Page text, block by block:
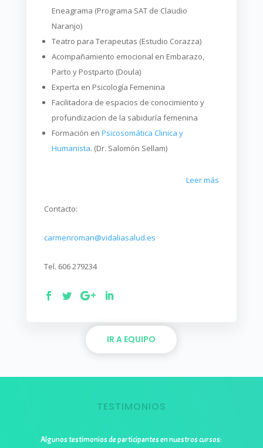
Eneagrama (Programa SAT de Claudio
Naranjo)
Teatro para Terapeutas (Estudio Corazza)
Acompañamiento emocional en Embarazo,
Parto y Postparto (Doula)
Experta en Psicología Femenina
Facilitadora de espacios de conocimiento y
profundizacion de la sabiduría femenina
Formación en Psicosomática Clinica y
Humanista. (Dr. Salomón Sellam)
Leer más
Contacto:
carmenroman@vidaliasalud.es
Tel. 606 279234
IR A EQUIPO
TESTIMONIOS
Algunos testimonios de participantes en nuestros cursos: